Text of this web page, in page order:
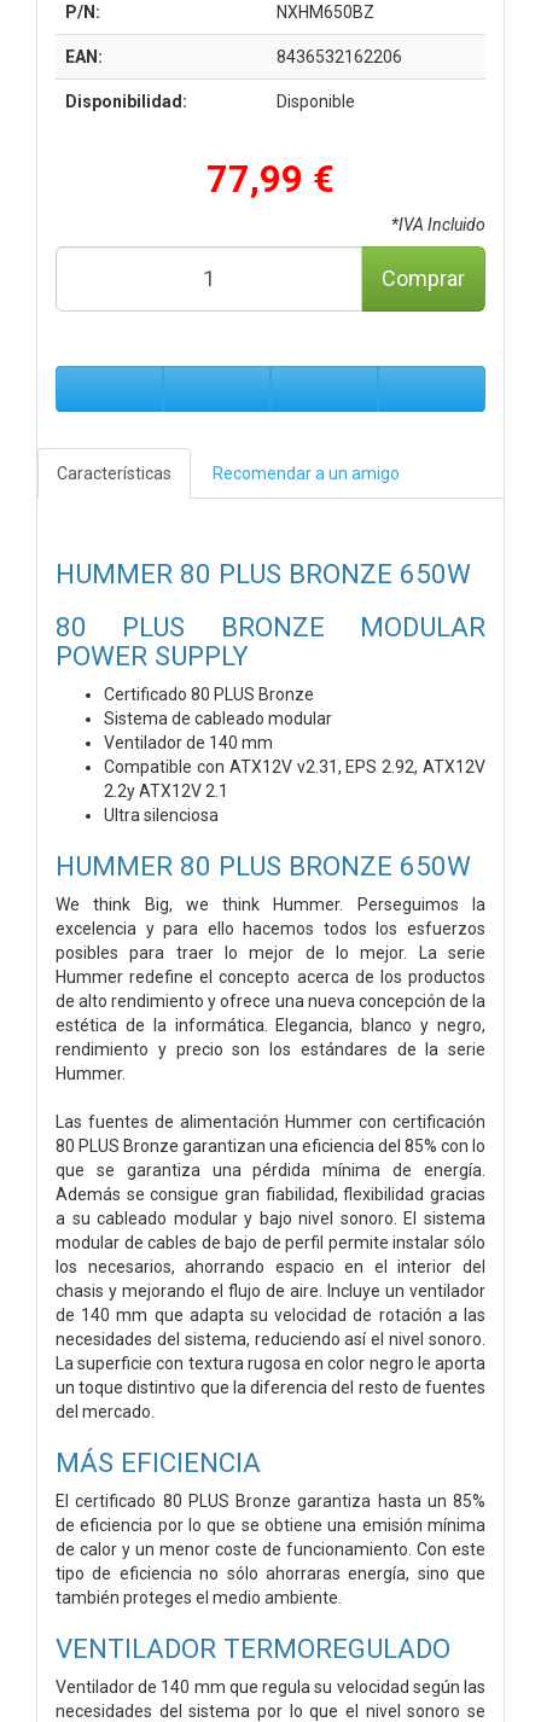
P/N: NXHM650BZ
EAN: 8436532162206
Disponibilidad: Disponible
77,99 €
*IVA Incluido
Comprar
Características Recomendar a un amigo
HUMMER 80 PLUS BRONZE 650W
80 PLUS BRONZE MODULAR
POWER SUPPLY
Certificado 80 PLUS Bronze
Sistema de cableado modular
Ventilador de 140 mm
Compatible con ATX12V v2.31, EPS 2.92, ATX12V
2.2y ATX12V 2.1
Ultra silenciosa
HUMMER 80 PLUS BRONZE 650W
We think Big, we think Hummer. Perseguimos la
excelencia y para ello hacemos todos los esfuerzos
posibles para traer lo mejor de lo mejor. La serie
Hummer redefine el concepto acerca de los productos
de alto rendimiento y ofrece una nueva concepción de la
estética de la informática. Elegancia, blanco y negro,
rendimiento y precio son los estándares de la serie
Hummer.
Las fuentes de alimentación Hummer con certificación
80 PLUS Bronze garantizan una eficiencia del 85% con lo
que se garantiza una pérdida mínima de energía.
Además se consigue gran fiabilidad, flexibilidad gracias
a su cableado modular y bajo nivel sonoro. El sistema
modular de cables de bajo de perfil permite instalar sólo
los necesarios, ahorrando espacio en el interior del
chasis y mejorando el flujo de aire. Incluye un ventilador
de 140 mm que adapta su velocidad de rotación a las
necesidades del sistema, reduciendo así el nivel sonoro.
La superficie con textura rugosa en color negro le aporta
un toque distintivo que la diferencia del resto de fuentes
del mercado.
MÁS EFICIENCIA
El certificado 80 PLUS Bronze garantiza hasta un 85%
de eficiencia por lo que se obtiene una emisión mínima
de calor y un menor coste de funcionamiento. Con este
tipo de eficiencia no sólo ahorraras energía, sino que
también proteges el medio ambiente.
VENTILADOR TERMOREGULADO
Ventilador de 140 mm que regula su velocidad según las
necesidades del sistema por lo que el nivel sonoro se